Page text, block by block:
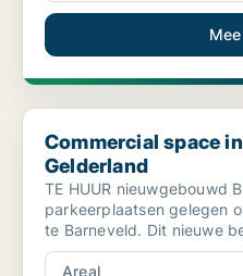
Commercial space in
Commercial space
Gelderland
TE HUUR nieuwgebouwd
parkeerplaatsen gelegen op
te Barneveld. Dit nieuwe
onderdeel uit...
Areal